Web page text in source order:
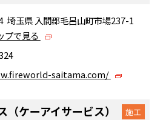
埼玉県 入間郡毛呂山町市場237-1
プで見る
saitama.com/
ケーアイサービス） 施工